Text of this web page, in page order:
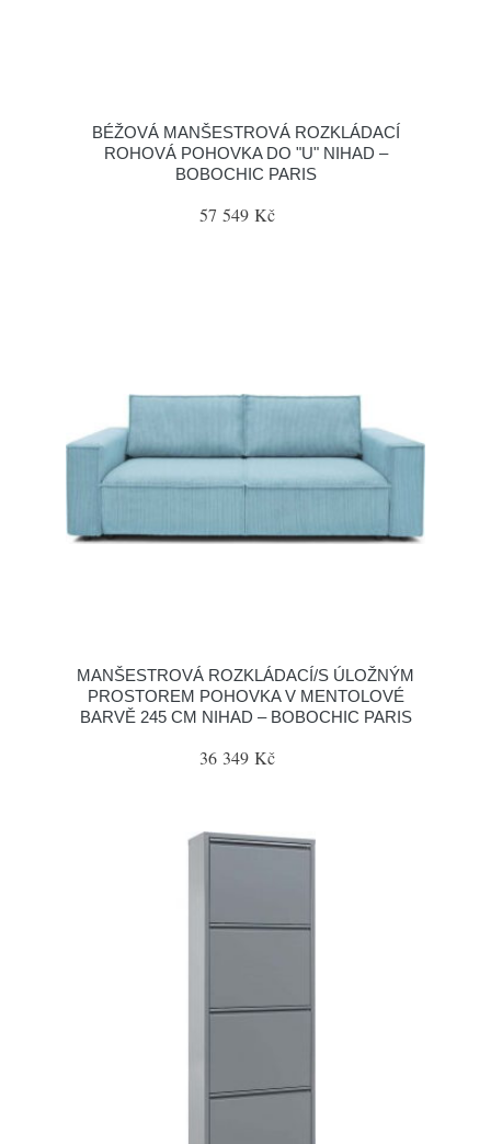
BÉŽOVÁ MANŠESTROVÁ ROZKLÁDACÍ
ROHOVÁ POHOVKA DO "U" NIHAD –
BOBOCHIC PARIS
57 549 Kč
MANŠESTROVÁ ROZKLÁDACÍ/S ÚLOŽNÝM
PROSTOREM POHOVKA V MENTOLOVÉ
BARVĚ 245 CM NIHAD – BOBOCHIC PARIS
36 349 Kč